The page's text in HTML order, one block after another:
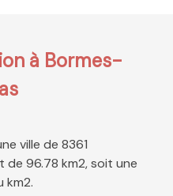
à Bormes-
ville de 8361
96.78 km2, soit une
km2.